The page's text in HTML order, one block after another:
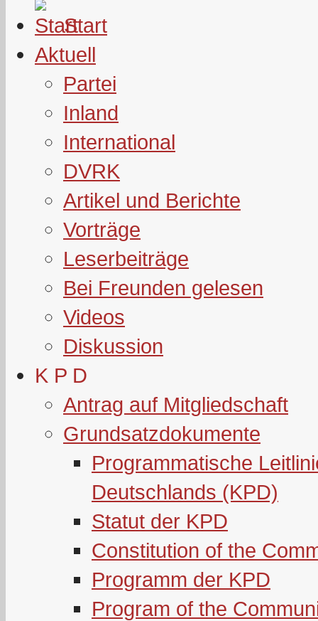
Start
Aktuell
Partei
Inland
International
DVRK
Artikel und Berichte
Vorträge
Leserbeiträge
Bei Freunden gelesen
Videos
Diskussion
K P D
Antrag auf Mitgliedschaft
Grundsatzdokumente
Programmatische
Deutschlands (KPD)
Statut der KPD
Constitution of the
Programm der KPD
Program of the